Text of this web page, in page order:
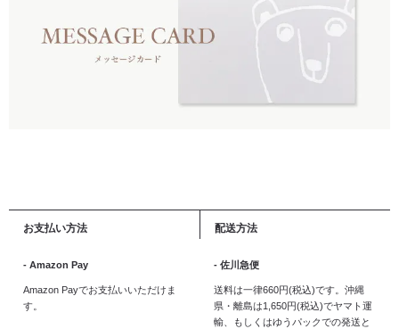
お支払い方法
- Amazon Pay
Amazon Payでお支払いいただけま
す。
配送方法
- 佐川急便
送料は一律660円(税込)です。沖縄
県・離島は1,650円(税込)でヤマト運
輸、もしくはゆうパックでの発送と